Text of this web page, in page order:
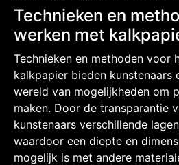
Technieken en
werken met
Technieken en methoden voor
kalkpapier bieden kunstenaars
wereld van mogelijkheden om
maken. Door de transparantie
kunstenaars verschillende
waardoor een diepte en
mogelijk is met andere